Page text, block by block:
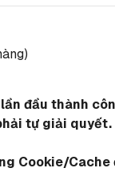
đầu thành
tự giải
Cookie/